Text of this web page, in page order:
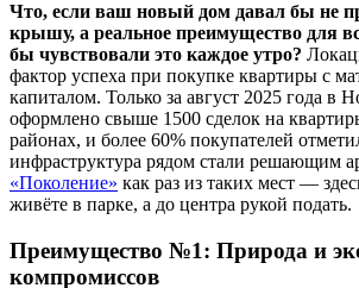
Что, если ваш новый дом давал бы не
крышу, а реальное преимущество для
бы чувствовали это каждое утро?
фактор успеха при покупке квартиры с
капиталом. Только за август 2025 года в
оформлено свыше 1500 сделок на
районах, и более 60% покупателей
инфраструктура рядом стали решающим
«Поколение» как раз из таких мест —
живёте в парке, а до центра рукой подать.
Преимущество №1: Природа и
компромиссов